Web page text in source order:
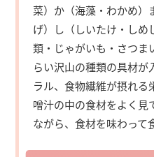
菜）か（海藻・わかめ）
げ）し（しいたけ・しめ
類・じゃがいも・さつま
らい沢山の種類の具材が
ラル、食物繊維が摂れる
噌汁の中の食材をよく見
ながら、食材を味わって